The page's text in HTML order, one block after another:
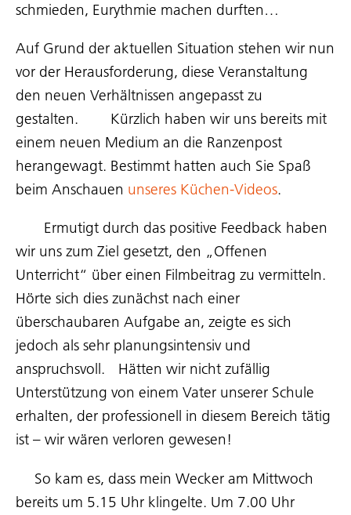
schmieden, Eurythmie machen durften…
Auf Grund der aktuellen Situation stehen wir nun
vor der Herausforderung, diese Veranstaltung
den neuen Verhältnissen angepasst zu
gestalten. Kürzlich haben wir uns bereits mit
einem neuen Medium an die Ranzenpost
herangewagt. Bestimmt hatten auch Sie Spaß
beim Anschauen unseres Küchen-Videos.
Ermutigt durch das positive Feedback haben
wir uns zum Ziel gesetzt, den „Offenen
Unterricht“ über einen Filmbeitrag zu vermitteln.
Hörte sich dies zunächst nach einer
überschaubaren Aufgabe an, zeigte es sich
jedoch als sehr planungsintensiv und
anspruchsvoll. Hätten wir nicht zufällig
Unterstützung von einem Vater unserer Schule
erhalten, der professionell in diesem Bereich tätig
ist – wir wären verloren gewesen!
So kam es, dass mein Wecker am Mittwoch
bereits um 5.15 Uhr klingelte. Um 7.00 Uhr